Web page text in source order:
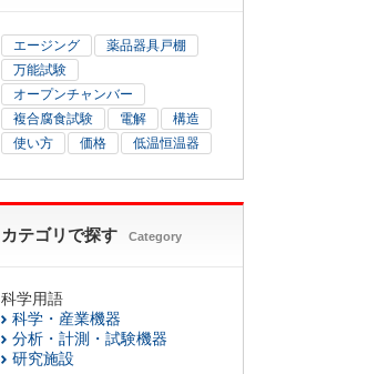
エージング
薬品器具戸棚
万能試験
オープンチャンバー
複合腐食試験
電解
構造
使い方
価格 低温恒温器
カテゴリで探す Category
科学用語
科学・産業機器
分析・計測・試験機器
研究施設